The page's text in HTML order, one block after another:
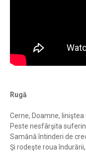
Rugă
Cerne, Doamne, liniştea
Peste nesfârşita
Samănă întinderi de
Şi rodeşte roua îndurării,